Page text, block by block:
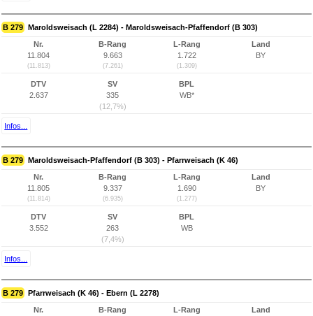
B 279 Maroldsweisach (L 2284) - Maroldsweisach-Pfaffendorf (B 303)
Nr.
11.804
(11.813)
B-Rang
9.663
(7.261)
L-Rang
1.722
(1.309)
Land
BY
DTV
2.637
SV
335
(12,7%)
BPL
WB*
Infos...
B 279 Maroldsweisach-Pfaffendorf (B 303) - Pfarrweisach (K 46)
Nr.
11.805
(11.814)
B-Rang
9.337
(6.935)
L-Rang
1.690
(1.277)
Land
BY
DTV
3.552
SV
263
(7,4%)
BPL
WB
Infos...
B 279 Pfarrweisach (K 46) - Ebern (L 2278)
Nr.
B-Rang
L-Rang
Land